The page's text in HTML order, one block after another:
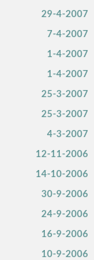
29-4-2007
7-4-2007
1-4-2007
1-4-2007
25-3-2007
25-3-2007
4-3-2007
12-11-2006
14-10-2006
30-9-2006
24-9-2006
16-9-2006
10-9-2006